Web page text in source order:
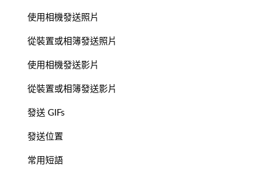
使用相機發送照片
從裝置或相簿發送照片
使用相機發送影片
從裝置或相簿發送影片
發送 GIFs
發送位置
常用短語